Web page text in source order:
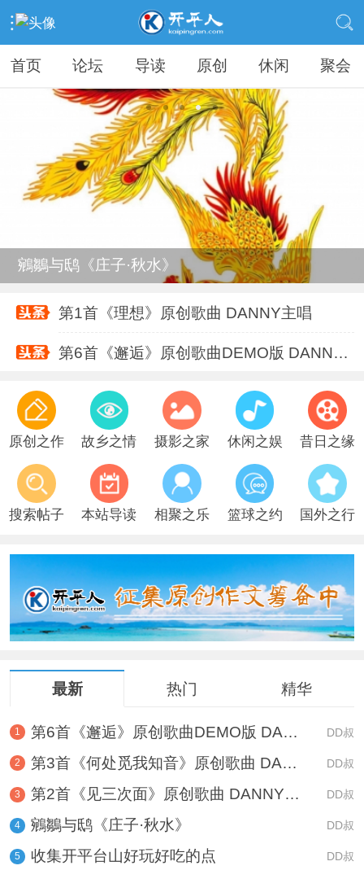
首页 论坛 导读 原创 休闲 聚会
鵷鶵与鸱《庄子·秋水》
鵷鶵与鸱《庄子·秋水》
第1首《理想》原创歌曲 DANNY主唱
鵷鶵与鸱《庄子·秋水》
第1首《理想》原创歌曲 DANNY主唱
第6首《邂逅》原创歌曲DEMO版 DANNY DENG
第3首《何处觅我知音》原创歌曲 DANNY DE
原创之作 故乡之情 摄影之家 休闲之娱 昔日之缘
搜索帖子 本站导读 相聚之乐 篮球之约 国外之行
最新 热门 精华
1 第6首《邂逅》原创歌曲DEMO版 DANNY DD叔
2 第3首《何处觅我知音》原创歌曲 DANN DD叔
3 第2首《见三次面》原创歌曲 DANNY DE DD叔
4 鵷鶵与鸱《庄子·秋水》 DD叔
5 收集开平台山好玩好吃的点 DD叔